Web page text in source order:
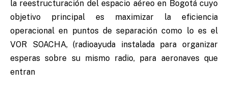
la reestructuración del espacio aéreo en Bogotá cuyo
objetivo principal es maximizar la eficiencia
operacional en puntos de separación como lo es el
VOR SOACHA, (radioayuda instalada para organizar
esperas sobre su mismo radio, para aeronaves que
entran